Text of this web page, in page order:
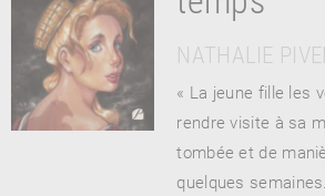
À PARAÎTRE
NATHALIE
« La jeune fille les
rendre visite à sa
tombée et de
quelques